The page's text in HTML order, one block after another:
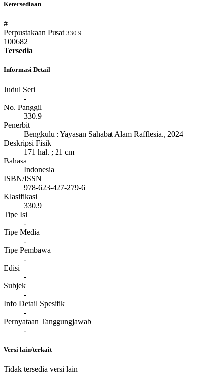
Ketersediaan
#
Perpustakaan Pusat 330.9
100682
Tersedia
Informasi Detail
Judul Seri
-
No. Panggil
330.9
Penerbit
Bengkulu : Yayasan Sahabat Alam Rafflesia., 2024
Deskripsi Fisik
171 hal. ; 21 cm
Bahasa
Indonesia
ISBN/ISSN
978-623-427-279-6
Klasifikasi
330.9
Tipe Isi
-
Tipe Media
-
Tipe Pembawa
-
Edisi
-
Subjek
-
Info Detail Spesifik
-
Pernyataan Tanggungjawab
-
Versi lain/terkait
Tidak tersedia versi lain